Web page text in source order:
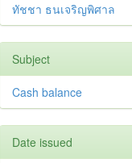
ทัชชา ธนเจริญพิศาล
Subject
Cash balance
Date issued